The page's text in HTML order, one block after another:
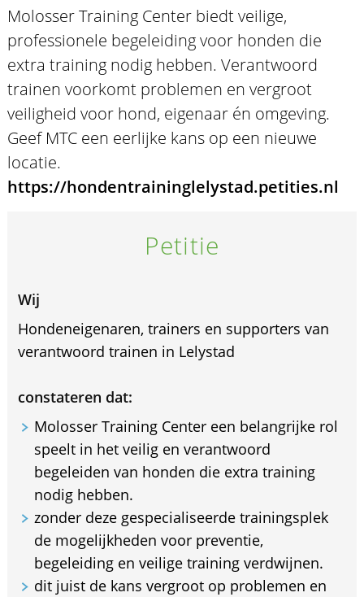
Molosser Training Center biedt veilige,
professionele begeleiding voor honden die
extra training nodig hebben. Verantwoord
trainen voorkomt problemen en vergroot
veiligheid voor hond, eigenaar én omgeving.
Geef MTC een eerlijke kans op een nieuwe
locatie.
https://hondentraininglelystad.petities.nl
Petitie
Wij
Hondeneigenaren, trainers en supporters van
verantwoord trainen in Lelystad
constateren dat:
Molosser Training Center een belangrijke rol
speelt in het veilig en verantwoord
begeleiden van honden die extra training
nodig hebben.
zonder deze gespecialiseerde trainingsplek
de mogelijkheden voor preventie,
begeleiding en veilige training verdwijnen.
dit juist de kans vergroot op problemen en